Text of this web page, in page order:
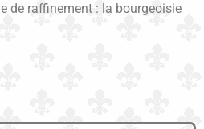
de raffinement : la bourgeoisie